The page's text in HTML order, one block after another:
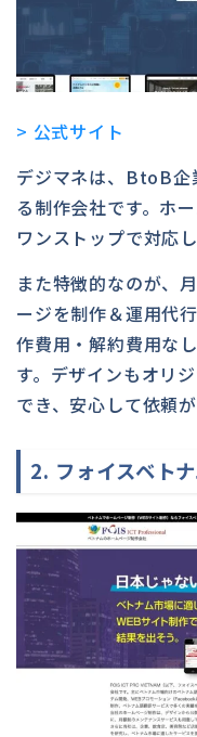
> 公式サイト
デジマネは、BtoB企
る制作会社です。ホ
ワンストップで対応し
また特徴的なのが、
ージを制作＆運用代
作費用・解約費用な
す。デザインもオリ
でき、安心して依頼
2. フォイスベト